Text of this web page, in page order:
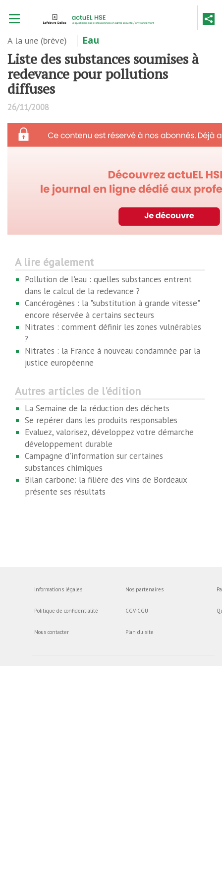
contenu
A la une (brève) Eau
Liste des substances soumises à
redevance pour pollutions
diffuses
26/11/2008
A lire également
Pollution de l'eau : quelles substances entrent
dans le calcul de la redevance ?
Cancérogènes : la "substitution à grande vitesse"
encore réservée à certains secteurs
Nitrates : comment définir les zones vulnérables
?
Nitrates : la France à nouveau condamnée par la
justice européenne
Autres articles de l'édition
La Semaine de la réduction des déchets
Se repérer dans les produits responsables
Evaluez, valorisez, développez votre démarche
développement durable
Campagne d'information sur certaines
substances chimiques
Bilan carbone: la filière des vins de Bordeaux
présente ses résultats
Informations légales
Politique de confidentialité
Nous contacter
Nos partenaires
CGV-CGU
Plan du site